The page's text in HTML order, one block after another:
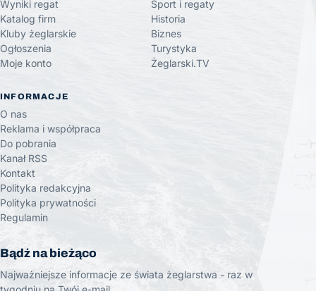
Wyniki regat
Katalog firm
Kluby żeglarskie
Ogłoszenia
Moje konto
Sport i regaty
Historia
Biznes
Turystyka
Żeglarski.TV
INFORMACJE
O nas
Reklama i współpraca
Do pobrania
Kanał RSS
Kontakt
Polityka redakcyjna
Polityka prywatności
Regulamin
Bądź na bieżąco
Najważniejsze informacje ze świata żeglarstwa - raz w